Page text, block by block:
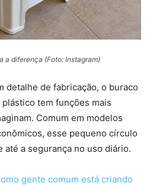
a diferença (Foto: Instagram)
detalhe de fabricação, o buraco
tem funções mais
Comum em modelos
esse pequeno círculo
a segurança no uso diário.
gente comum está criando